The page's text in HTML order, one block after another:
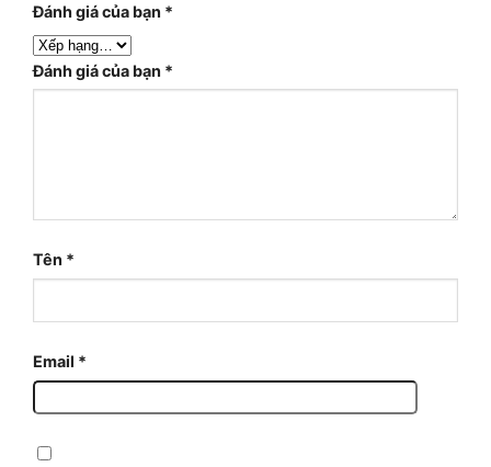
Đánh giá của bạn *
Đánh giá của bạn *
Tên *
Email *